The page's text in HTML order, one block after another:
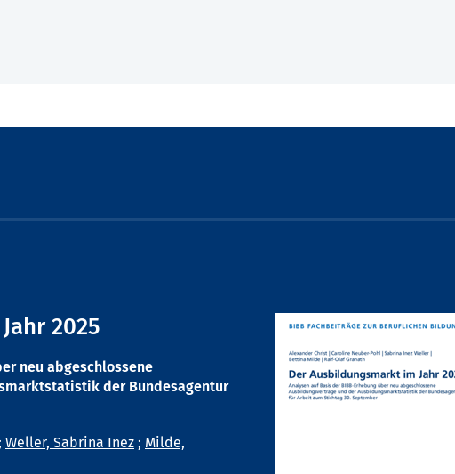
2025
neu abgeschlossene
der Bundesagentur
Weller, Sabrina Inez ; Milde,